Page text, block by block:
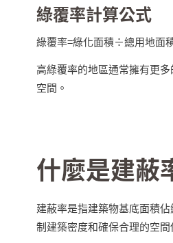
綠覆率計算公式
綠覆率=綠化面積÷總用地面
高綠覆率的地區通常擁有更
空間。
什麼是建蔽
建蔽率是指建築物基底面積
制建築密度和確保合理的空間